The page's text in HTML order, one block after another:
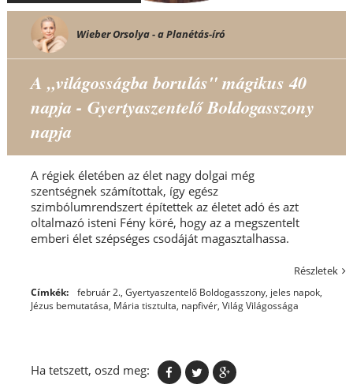
Wieber Orsolya - a Planétás-író
A „világosságba borulás" mágikus 40
napja - Gyertyaszentelő Boldogasszony
napja
A régiek életében az élet nagy dolgai még
szentségnek számítottak, így egész
szimbólumrendszert építettek az életet adó és azt
oltalmazó isteni Fény köré, hogy az a megszentelt
emberi élet szépséges csodáját magasztalhassa.
Részletek
Címkék: február 2., Gyertyaszentelő Boldogasszony, jeles napok,
Jézus bemutatása, Mária tisztulta, napfivér, Világ Világossága
Ha tetszett, oszd meg: